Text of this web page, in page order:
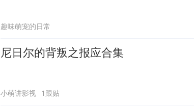
趣味萌宠的日常
尼日尔的背叛之报应合集
小萌讲影视 1跟贴